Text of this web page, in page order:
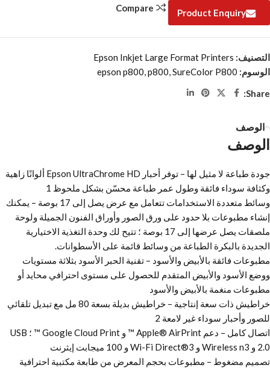
Product Enquiry
Compare
التصنيف: Epson Inkjet Large Format Printers
الوسوم:
epson p800,p800,SureColor P800
Share:
الوصف
الوصف
جودة طباعة لا مثيل لها – توفر أحبار Epson UltraChrome HD ألوانًا زاهية
وكثافة سوداء فائقة وطول عمر طباعة محسّن بشكل ملحوظ 1
وسائط متعددة الاستخدامات تتعامل مع عرض يصل إلى 17 بوصة – يمكنك
إنشاء مطبوعات بلا حدود على ورق الصور وأوراق الفنون الجميلة ولوحة
ملصقات يصل عرضها إلى 17 بوصة ؛ تتيح لك وحدة التغذية الاختيارية
الجديدة بالبكرة الطباعة من وسائط قائمة على الأسطوانات.
مطبوعات فائقة بالأبيض والأسود – تقنية الحبر الأسود بثلاثة مستويات
ووضع الأسود والأبيض المتقدم للحصول على مستوى احترافي محايد أو
مطبوعات منغمة بالأبيض والأسود
خراطيش ذات سعة إنتاجية – خراطيش بديلة بسعة 80 مل مع تبديل تلقائي
للصور وأحبار سوداء غير لامعة 2
اتصال كامل – دعم Apple® AirPrint ™ و Google Cloud Print ™ ؛ USB
2.0 و Wireless n3 و Wi-Fi Direct®3 و 100 ميجابت إيثرنت
تصميم مضغوط – مطبوعات بحجم المعرض من طابعة مكتبية احترافية